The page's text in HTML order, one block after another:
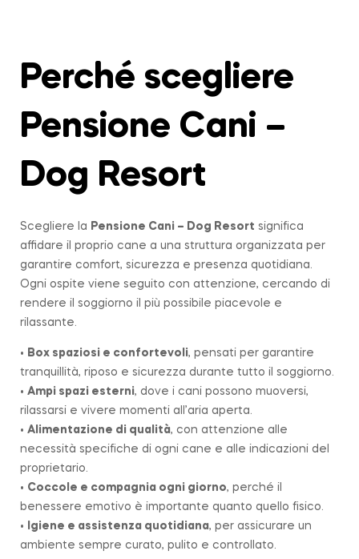
Perché scegliere
Pensione Cani –
Dog Resort
Scegliere la Pensione Cani – Dog Resort significa
affidare il proprio cane a una struttura organizzata per
garantire comfort, sicurezza e presenza quotidiana.
Ogni ospite viene seguito con attenzione, cercando di
rendere il soggiorno il più possibile piacevole e
rilassante.
• Box spaziosi e confortevoli, pensati per garantire
tranquillità, riposo e sicurezza durante tutto il soggiorno.
• Ampi spazi esterni, dove i cani possono muoversi,
rilassarsi e vivere momenti all’aria aperta.
• Alimentazione di qualità, con attenzione alle
necessità specifiche di ogni cane e alle indicazioni del
proprietario.
• Coccole e compagnia ogni giorno, perché il
benessere emotivo è importante quanto quello fisico.
•
Igiene e assistenza quotidiana, per assicurare un
ambiente sempre curato, pulito e controllato.